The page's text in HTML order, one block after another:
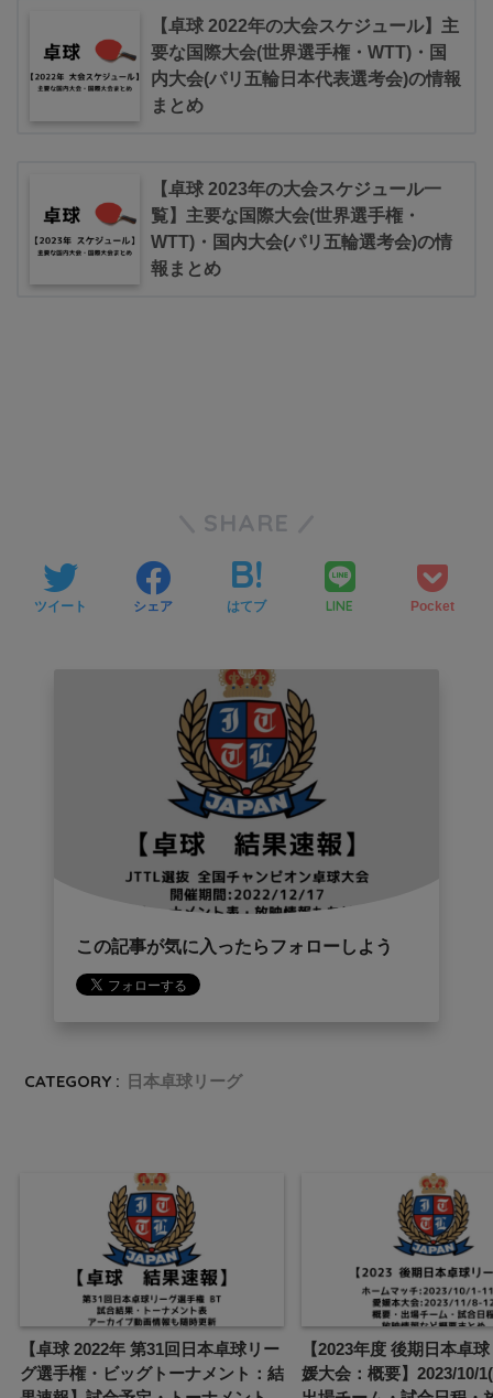
【卓球 2022年の大会スケジュール】主
要な国際大会(世界選手権・WTT)・国
内大会(パリ五輪日本代表選考会)の情報
まとめ
【卓球 2023年の大会スケジュール一
覧】主要な国際大会(世界選手権・
WTT)・国内大会(パリ五輪選考会)の情
報まとめ
SHARE
ツイート シェア はてブ LINE Pocket
この記事が気に入ったらフォローしよう
CATEGORY : 日本卓球リーグ
【卓球 2022年 第31回日本卓球リー
グ選手権・ビッグトーナメント：結
【2023年度 後期日本卓
媛大会：概要】2023/10/